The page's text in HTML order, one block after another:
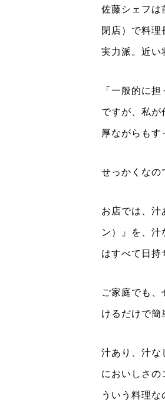
佐藤シェフは
閉店）で料理
実力派。近い
「一般的に
ですが、私が
厚ながらもす
せっかくなの
お店では、汁
ン）』を、
はすべて日持
ご家庭でも
けるだけで簡
汁あり、汁な
においしさの
ういう料理な